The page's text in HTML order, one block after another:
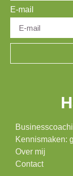
E-mail
Kennismaken:
Over mij
Contact